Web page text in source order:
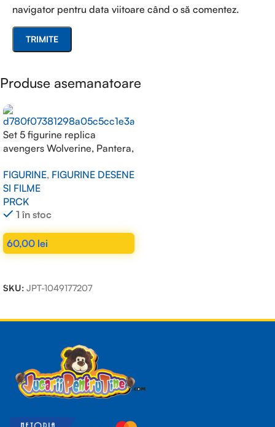
navigator pentru data viitoare când o să comentez.
Produse asemanatoare
Set 5 figurine replica
avengers Wolverine, Pantera,
FIGURINE, FIGURINE DESENE
SI FILME
PRCK
1 în stoc
60,00 lei
SKU: JPT-1049177207